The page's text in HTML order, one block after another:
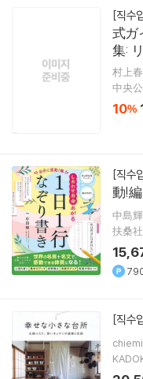
[직수
式ガ
集:
る![
村上
中央
10%
[직수
動!編
中島
扶桑社
[직수
chiemi